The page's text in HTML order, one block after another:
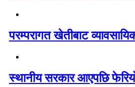
परम्परागत खेतीबाट
स्थानीय सरकार आएपछि